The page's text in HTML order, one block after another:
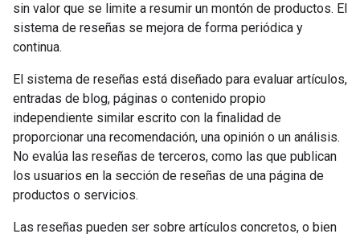
sin valor que se limite a resumir un montón de productos. El
sistema de reseñas se mejora de forma periódica y
continua.
El sistema de reseñas está diseñado para evaluar artículos,
entradas de blog, páginas o contenido propio
independiente similar escrito con la finalidad de
proporcionar una recomendación, una opinión o un análisis.
No evalúa las reseñas de terceros, como las que publican
los usuarios en la sección de reseñas de una página de
productos o servicios.
Las reseñas pueden ser sobre artículos concretos, o bien